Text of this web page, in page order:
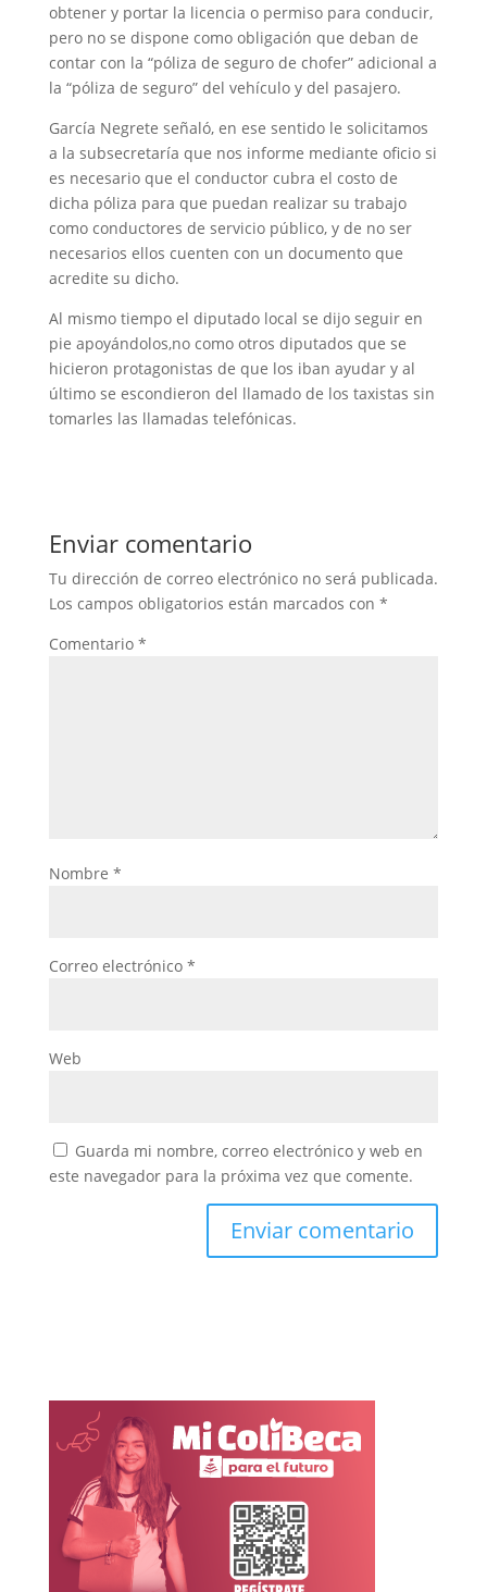
obtener y portar la licencia o permiso para conducir,
pero no se dispone como obligación que deban de
contar con la “póliza de seguro de chofer” adicional a
la “póliza de seguro” del vehículo y del pasajero.
García Negrete señaló, en ese sentido le solicitamos
a la subsecretaría que nos informe mediante oficio si
es necesario que el conductor cubra el costo de
dicha póliza para que puedan realizar su trabajo
como conductores de servicio público, y de no ser
necesarios ellos cuenten con un documento que
acredite su dicho.
Al mismo tiempo el diputado local se dijo seguir en
pie apoyándolos,no como otros diputados que se
hicieron protagonistas de que los iban ayudar y al
último se escondieron del llamado de los taxistas sin
tomarles las llamadas telefónicas.
Enviar comentario
Tu dirección de correo electrónico no será publicada.
Los campos obligatorios están marcados con *
Comentario *
Nombre *
Correo electrónico *
Web
Guarda mi nombre, correo electrónico y web en
este navegador para la próxima vez que comente.